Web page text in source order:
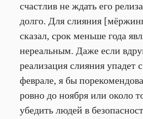
счастлив не ждать его
долго. Для слияния
сказал, срок меньше года
нереальным. Даже если
реализация слияния упадет
феврале, я бы
ровно до ноября или около
убедить людей в